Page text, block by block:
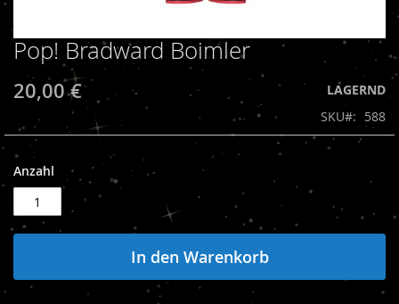
Zum
Anfang
der
Bildergalerie
springen
Pop! Bradward Boimler
20,00 €
LAGERND
SKU
588
Anzahl
In den Warenkorb